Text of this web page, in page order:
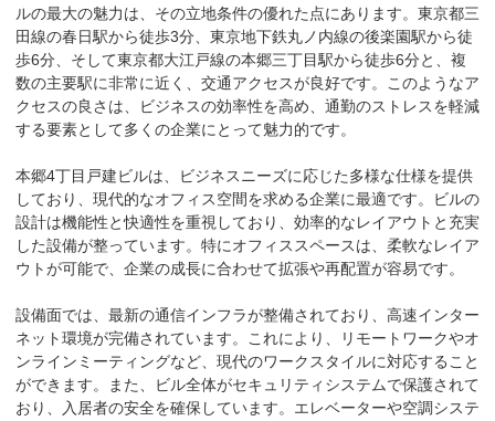
ルの最大の魅力は、その立地条件の優れた点にあります。東京都三
田線の春日駅から徒歩3分、東京地下鉄丸ノ内線の後楽園駅から徒
歩6分、そして東京都大江戸線の本郷三丁目駅から徒歩6分と、複
数の主要駅に非常に近く、交通アクセスが良好です。このようなア
クセスの良さは、ビジネスの効率性を高め、通勤のストレスを軽減
する要素として多くの企業にとって魅力的です。
本郷4丁目戸建ビルは、ビジネスニーズに応じた多様な仕様を提供
しており、現代的なオフィス空間を求める企業に最適です。ビルの
設計は機能性と快適性を重視しており、効率的なレイアウトと充実
した設備が整っています。特にオフィススペースは、柔軟なレイア
ウトが可能で、企業の成長に合わせて拡張や再配置が容易です。
設備面では、最新の通信インフラが整備されており、高速インター
ネット環境が完備されています。これにより、リモートワークやオ
ンラインミーティングなど、現代のワークスタイルに対応すること
ができます。また、ビル全体がセキュリティシステムで保護されて
おり、入居者の安全を確保しています。エレベーターや空調システ